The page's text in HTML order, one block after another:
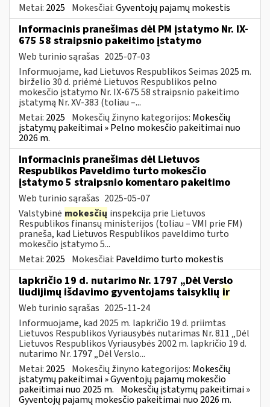
Metai: 2025 Mokesčiai:Gyventojų pajamų mokestis
Informacinis pranešimas dėl PM įstatymo Nr. IX-
675 58 straipsnio pakeitimo įstatymo
Web turinio sąrašas 2025-07-03
Informuojame, kad Lietuvos Respublikos Seimas 2025 m.
birželio 30 d. priėmė Lietuvos Respublikos pelno
mokesčio įstatymo Nr. IX-675 58 straipsnio pakeitimo
įstatymą Nr. XV-383 (toliau –...
Metai: 2025 Mokesčių žinyno kategorijos: Mokesčių
įstatymų pakeitimai » Pelno mokesčio pakeitimai nuo
2026 m.
Informacinis pranešimas dėl Lietuvos
Respublikos Paveldimo turto mokesčio
įstatymo 5 straipsnio komentaro pakeitimo
Web turinio sąrašas 2025-05-07
Valstybinė mokesčių inspekcija prie Lietuvos
Respublikos finansų ministerijos (toliau – VMI prie FM)
praneša, kad Lietuvos Respublikos paveldimo turto
mokesčio įstatymo 5...
Metai: 2025 Mokesčiai: Paveldimo turto mokestis
lapkričio 19 d. nutarimo Nr. 1797 „Dėl Verslo
liudijimų išdavimo gyventojams taisyklių ir
Web turinio sąrašas 2025-11-24
Informuojame, kad 2025 m. lapkričio 19 d. priimtas
Lietuvos Respublikos Vyriausybės nutarimas Nr. 811 „Dėl
Lietuvos Respublikos Vyriausybės 2002 m. lapkričio 19 d.
nutarimo Nr. 1797 „Dėl Verslo...
Metai: 2025 Mokesčių žinyno kategorijos: Mokesčių
įstatymų pakeitimai » Gyventojų pajamų mokesčio
pakeitimai nuo 2025 m. Mokesčių įstatymų pakeitimai »
Gyventojų pajamų mokesčio pakeitimai nuo 2026 m.